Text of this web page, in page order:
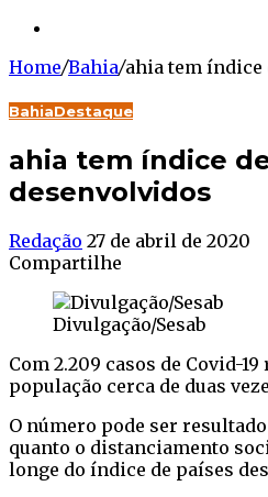
Home/Bahia/ahia tem índice
BahiaDestaque
ahia tem índice
desenvolvidos
Redação 27 de abril de 2020
Compartilhe
Divulgação/Sesab
Com 2.209 casos de Covid-
população cerca de duas
O número pode ser
quanto o distanciamento
longe do índice de países